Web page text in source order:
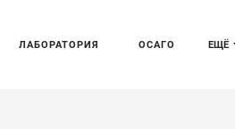
ЕЩЁ
ЛАБОРАТОРИЯ ОСАГО